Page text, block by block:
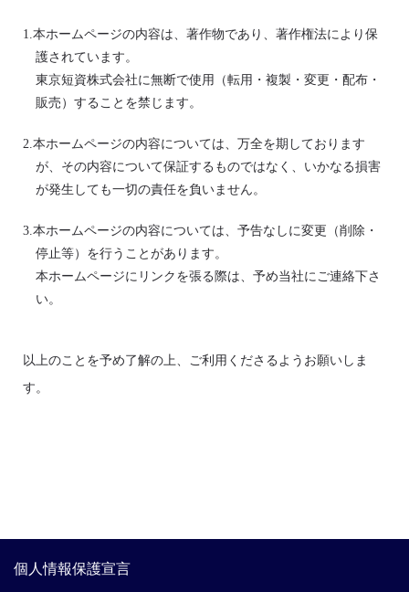
1.本ホームページの内容は、著作物であり、著作権法により保
護されています。
東京短資株式会社に無断で使用（転用・複製・変更・配布・
販売）することを禁じます。
2.本ホームページの内容については、万全を期しております
が、その内容について保証するものではなく、いかなる損害
が発生しても一切の責任を負いません。
3.本ホームページの内容については、予告なしに変更（削除・
停止等）を行うことがあります。
本ホームページにリンクを張る際は、予め当社にご連絡下さ
い。
以上のことを予め了解の上、ご利用くださるようお願いしま
す。
個人情報保護宣言